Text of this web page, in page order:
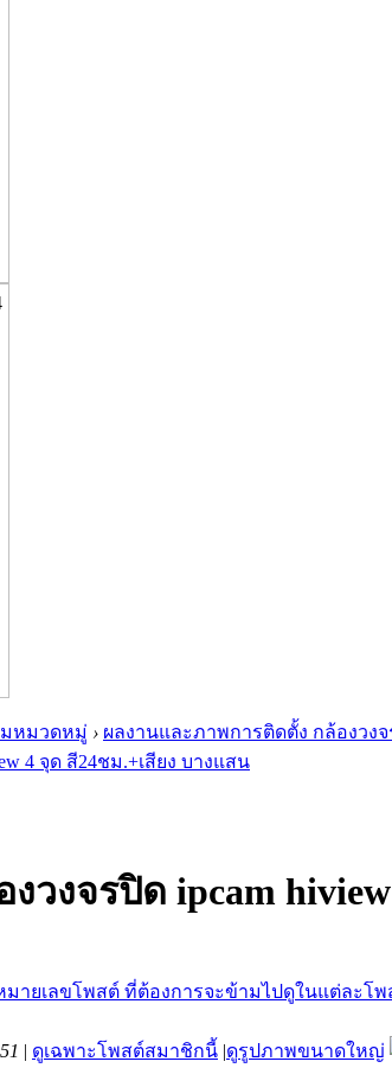
หมวดหมู่ › ผลงานและภาพการติดตั้ง กล้องวง
4 จุด สี24ชม.+เสียง บางแสน
วงจรปิด ipcam
| ดูเฉพาะโพสต์สมาชิกนี้ |ดูรูปภาพขนาดใหญ่